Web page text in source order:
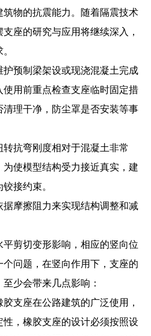
物的抗震能力。随着隔震技术
座的研究与应用将继续深入，
护预制梁架设或现浇混凝土完成
用前重点检查支座临时固定措
理干净，防尘罩是否安装等事
抗弯刚度相对于混凝土非常
使模型结构受力接近真实，建
接约束。
据摩擦阻力来实现结构调整和减
剪切变形影响，相应的竖向位
问题，在竖向作用下，支座的
少会带来几点影响：
支座在公路建筑的广泛使用，
，橡胶支座的设计必须按照设